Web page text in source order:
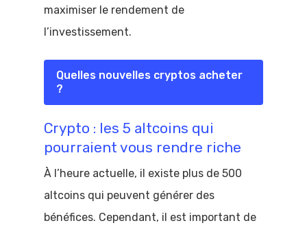
maximiser le rendement de
l’investissement.
Quelles nouvelles cryptos acheter
?
Crypto : les 5 altcoins qui
pourraient vous rendre riche
À l’heure actuelle, il existe plus de 500
altcoins qui peuvent générer des
bénéfices. Cependant, il est important de